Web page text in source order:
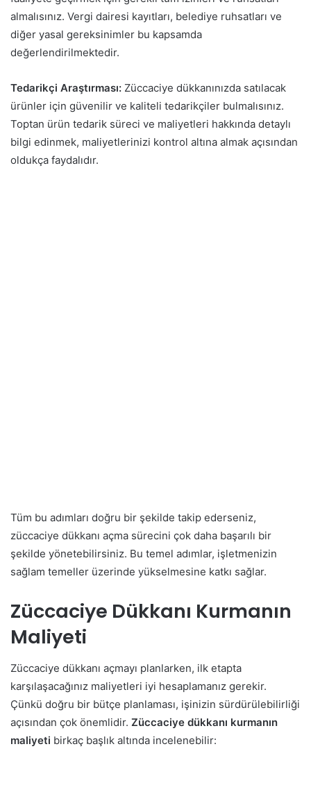
almalısınız. Vergi dairesi kayıtları, belediye ruhsatları ve
diğer yasal gereksinimler bu kapsamda
değerlendirilmektedir.
Tedarikçi Araştırması: Züccaciye dükkanınızda satılacak
ürünler için güvenilir ve kaliteli tedarikçiler bulmalısınız.
Toptan ürün tedarik süreci ve maliyetleri hakkında detaylı
bilgi edinmek, maliyetlerinizi kontrol altına almak açısından
oldukça faydalıdır.
Tüm bu adımları doğru bir şekilde takip ederseniz,
züccaciye dükkanı açma sürecini çok daha başarılı bir
şekilde yönetebilirsiniz. Bu temel adımlar, işletmenizin
sağlam temeller üzerinde yükselmesine katkı sağlar.
Züccaciye Dükkanı Kurmanın
Maliyeti
Züccaciye dükkanı açmayı planlarken, ilk etapta
karşılaşacağınız maliyetleri iyi hesaplamanız gerekir.
Çünkü doğru bir bütçe planlaması, işinizin sürdürülebilirliği
açısından çok önemlidir. Züccaciye dükkanı kurmanın
maliyeti birkaç başlık altında incelenebilir: